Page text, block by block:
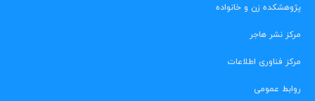
پژوهشکده زن و خانواده
مرکز نشر هاجر
مرکز فناوری اطلاعات
روابط عمومی